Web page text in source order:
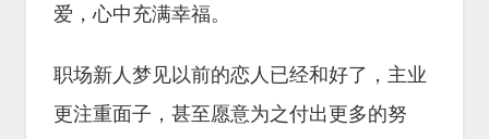
爱，心中充满幸福。
职场新人梦见以前的恋人已经和好了，主业
更注重面子，甚至愿意为之付出更多的努